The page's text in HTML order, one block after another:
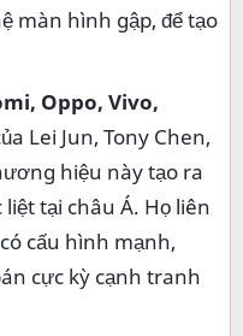
màn hình gập, để tạo
Oppo, Vivo,
Lei Jun, Tony Chen,
hiệu này tạo ra
tại châu Á. Họ liên
cấu hình mạnh,
cực kỳ cạnh tranh